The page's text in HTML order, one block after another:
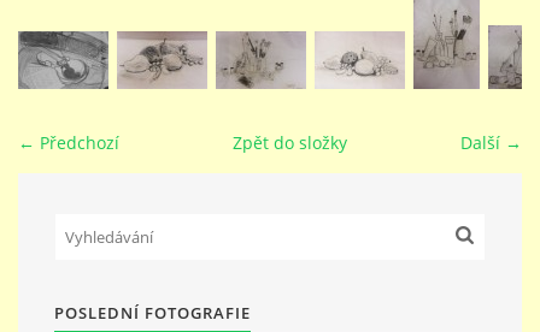
VIDEA - FILMOVÁ TVORBA
PEDAGOGICKÝ SBOR
← Předchozí Další →
Zpět do složky
POSLEDNÍ FOTOGRAFIE